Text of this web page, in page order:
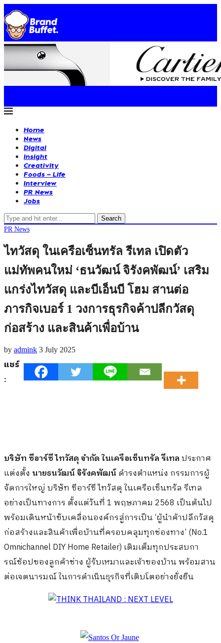
Home
News
Digital
Insight
Creativity
Foods – Life
Interview
PR News
Jobs
Search
PR News
ไทวัสดุ ในเครือเซ็นทรัล รีเทล เปิดตัว
แม่ทัพคนใหม่ ‘ธนวัฒน์ จิรังคพัฒน์’ เสริม
แกร่งไทวัสดุ และบีเอ็นบี โฮม สานต่อ
ภารกิจเบอร์ 1 วงการธุรกิจค้าปลีกวัสดุ
ก่อสร้าง และสินค้าเพื่อบ้าน
by admink 3 July 2025
แชร์
:
บริษัท ซีอาร์ซี ไทวัสดุ จำกัด ในเครือเซ็นทรัล รีเทลประกาศ
แต่งตั้ง นายธนวัฒน์ จิรังคพัฒน์ดำรงตำแหน่ง กรรมการผู้
จัดการใหญ่ บริษัท ซีอาร์ซี ไทวัสดุ ในเครือเซ็นทรัล รีเทล
อย่างเป็นทางการ ตั้งแต่วันที่ 1 พฤษภาคม 2568 เป็นต้นไป
พร้อมเดินหน้าขับเคลื่อนองค์กรสู่การเป็น ‘ผู้นำค้าปลีกวัสดุ
ก่อสร้างและสินค้าเพื่อบ้านที่ครอบคลุมทุกช่องทาง’ (No.1
Omnichannel DIY Home Retailer) เติมเต็มทุกประสบกา
รณ์ช้อปของลูกค้าช่าง ผู้รับเหมาและเจ้าของบ้าน พร้อมสาน
ต่อเจตนารมณ์ ในการดำเนินธุรกิจที่เติบโตอย่างยั่งยืน